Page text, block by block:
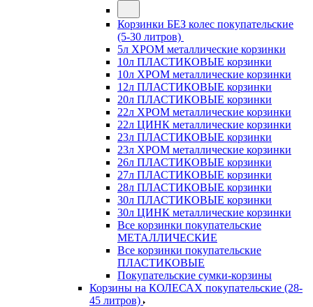
Корзинки БЕЗ колес покупательские
(5-30 литров)
5л ХРОМ металлические корзинки
10л ПЛАСТИКОВЫЕ корзинки
10л ХРОМ металлические корзинки
12л ПЛАСТИКОВЫЕ корзинки
20л ПЛАСТИКОВЫЕ корзинки
22л ХРОМ металлические корзинки
22л ЦИНК металлические корзинки
23л ПЛАСТИКОВЫЕ корзинки
23л ХРОМ металлические корзинки
26л ПЛАСТИКОВЫЕ корзинки
27л ПЛАСТИКОВЫЕ корзинки
28л ПЛАСТИКОВЫЕ корзинки
30л ПЛАСТИКОВЫЕ корзинки
30л ЦИНК металлические корзинки
Все корзинки покупательские
МЕТАЛЛИЧЕСКИЕ
Все корзинки покупательские
ПЛАСТИКОВЫЕ
Покупательские сумки-корзины
Корзины на КОЛЕСАХ покупательские (28-
45 литров)